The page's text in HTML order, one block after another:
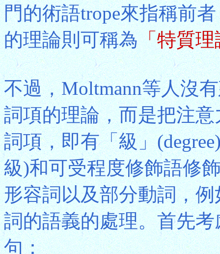
門的術語trope來指稱前
的理論則可稱為「特質理
不過，Moltmann等人沒
詞項的理論，而是把注意
詞項，即有「級」
級)和可受程度修飾語修
形容詞以及部分動詞，
詞的語義的處理。首先
句：